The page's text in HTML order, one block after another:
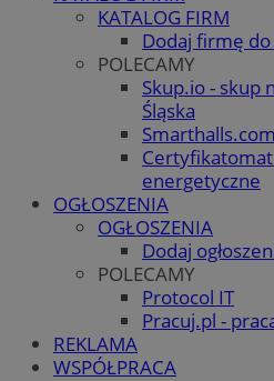
KATALOG FIRM
Dodaj firmę
POLECAMY
Skup.io - skup
Śląska
energetyczne
OGŁOSZENIA
OGŁOSZENIA
Dodaj
POLECAMY
Protocol IT
Pracuj.pl -
REKLAMA
WSPÓŁPRACA